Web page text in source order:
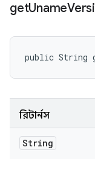
getUname
public String
রিটার্নস
String